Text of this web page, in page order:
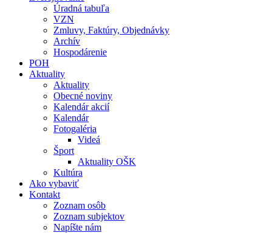
Úradná tabuľa
VZN
Zmluvy, Faktúry, Objednávky
Archív
Hospodárenie
POH
Aktuality
Aktuality
Obecné noviny
Kalendár akcií
Kalendár
Fotogaléria
Videá
Šport
Aktuality OŠK
Kultúra
Ako vybaviť
Kontakt
Zoznam osôb
Zoznam subjektov
Napíšte nám